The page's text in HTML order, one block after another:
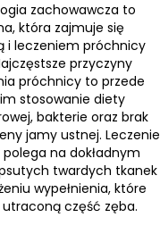
zachowawcza to
która zajmuje się
i leczeniem próchnicy
przyczyny
próchnicy to przede
stosowanie diety
bakterie oraz brak
jamy ustnej. Leczenie
na dokładnym
twardych tkanek
wypełnienia, które
część zęba.